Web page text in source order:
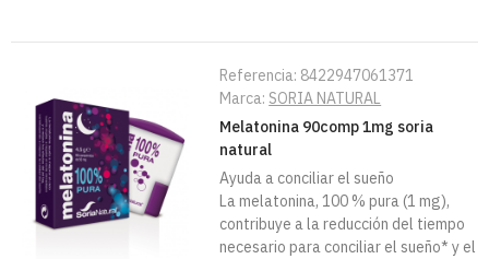
Referencia: 8422947061371
Marca: SORIA NATURAL
Melatonina 90comp 1mg soria
natural
Ayuda a conciliar el sueño
La melatonina, 100 % pura (1 mg),
contribuye a la reducción del tiempo
necesario para conciliar el sueño* y el